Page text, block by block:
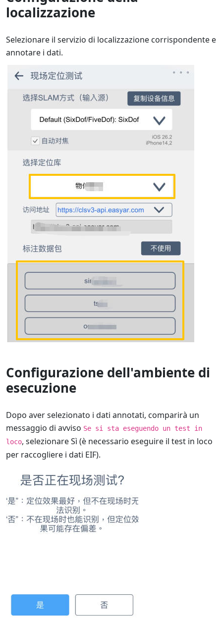
localizzazione
Selezionare il servizio di localizzazione corrispondente e
annotare i dati.
Configurazione dell'ambiente di
esecuzione
Dopo aver selezionato i dati annotati, comparirà un
messaggio di avviso Se si sta eseguendo un test in
loco, selezionare Sì (è necessario eseguire il test in loco
per raccogliere i dati EIF).